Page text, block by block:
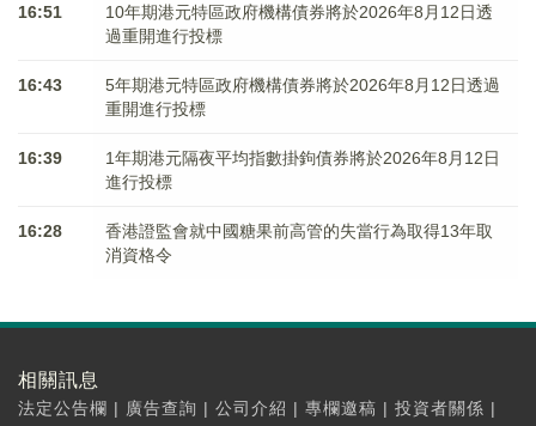
16:51
10年期港元特區政府機構債券將於2026年8月12日透
過重開進行投標
16:43
5年期港元特區政府機構債券將於2026年8月12日透過
重開進行投標
16:39
1年期港元隔夜平均指數掛鉤債券將於2026年8月12日
進行投標
16:28
香港證監會就中國糖果前高管的失當行為取得13年取
消資格令
相關訊息
法定公告欄 | 廣告查詢 | 公司介紹 | 專欄邀稿 | 投資者關係 |